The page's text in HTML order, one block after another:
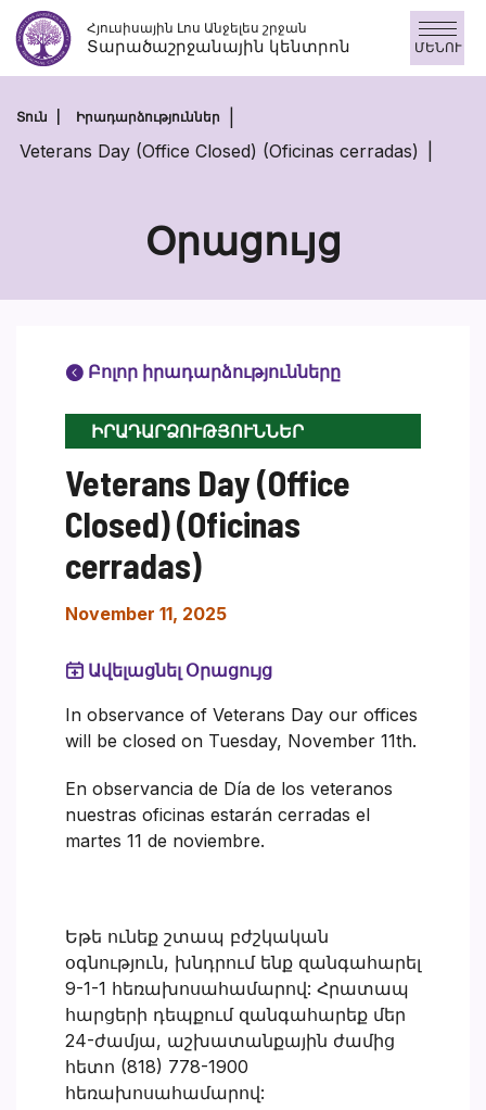
Անցնել
բովանդակությանըՀյուսիսային Լոս Անջելես շրջան
Տարածաշրջանային կենտրոն ՄԵՆՈՒ
Տուն Իրադարձություններ
Veterans Day (Office Closed) (Oficinas cerradas)
Օրացույց
Բոլոր իրադարձությունները
ԻՐԱԴԱՐՁՈՒԹՅՈՒՆՆԵՐ
Veterans Day (Office
Closed) (Oficinas
cerradas)
November 11, 2025
Ավելացնել Օրացույց
In observance of Veterans Day our offices
will be closed on Tuesday, November 11th.
En observancia de Día de los veteranos
nuestras oficinas estarán cerradas el
martes 11 de noviembre.
Եթե ունեք շտապ բժշկական
օգնություն, խնդրում ենք զանգահարել
9-1-1 հեռախոսահամարով: Հրատապ
հարցերի դեպքում զանգահարեք մեր
24-ժամյա, աշխատանքային ժամից
հետո (818) 778-1900
հեռախոսահամարով: